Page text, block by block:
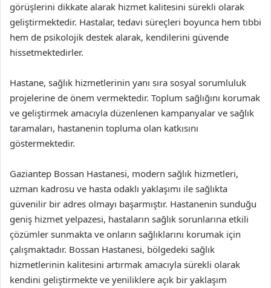
görüşlerini dikkate alarak hizmet kalitesini sürekli olarak
geliştirmektedir. Hastalar, tedavi süreçleri boyunca hem tıbbi
hem de psikolojik destek alarak, kendilerini güvende
hissetmektedirler.
Hastane, sağlık hizmetlerinin yanı sıra sosyal sorumluluk
projelerine de önem vermektedir. Toplum sağlığını korumak
ve geliştirmek amacıyla düzenlenen kampanyalar ve sağlık
taramaları, hastanenin topluma olan katkısını
göstermektedir.
Gaziantep Bossan Hastanesi, modern sağlık hizmetleri,
uzman kadrosu ve hasta odaklı yaklaşımı ile sağlıkta
güvenilir bir adres olmayı başarmıştır. Hastanenin sunduğu
geniş hizmet yelpazesi, hastaların sağlık sorunlarına etkili
çözümler sunmakta ve onların sağlıklarını korumak için
çalışmaktadır. Bossan Hastanesi, bölgedeki sağlık
hizmetlerinin kalitesini artırmak amacıyla sürekli olarak
kendini geliştirmekte ve yeniliklere açık bir yaklaşım